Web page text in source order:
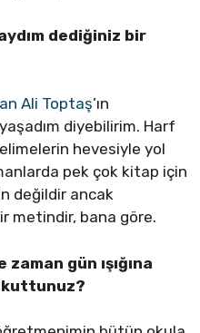
dediğiniz bir
Ali Toptaş’ın
yaşadım diyebilirim. Harf
hevesiyle yol
pek çok kitap için
değildir ancak
metindir, bana göre.
zaman gün ışığına